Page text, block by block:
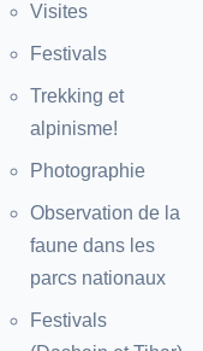
Visites
Festivals
Trekking et
alpinisme!
Photographie
Observation de la
faune dans les
parcs nationaux
Festivals